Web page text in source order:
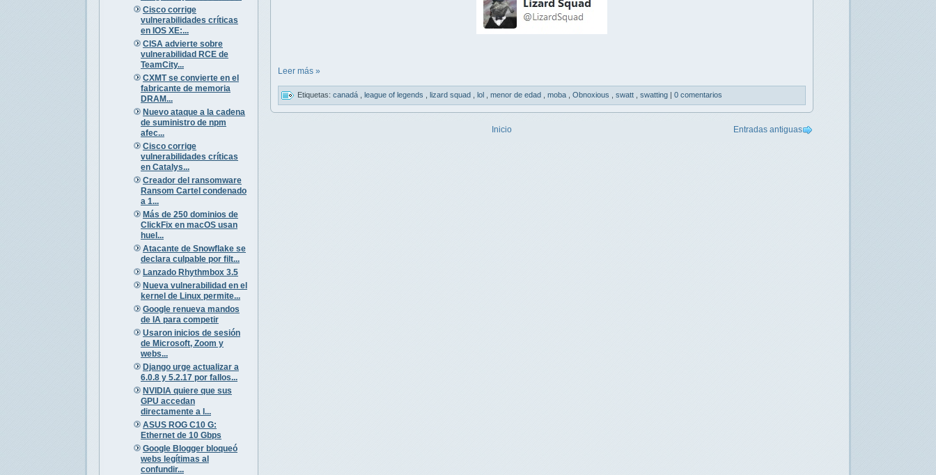
Cisco corrige
vulnerabilidades críticas
en IOS XE:...
CISA advierte sobre
vulnerabilidad RCE de
TeamCity...
CXMT se convierte en el
fabricante de memoria
DRAM...
Nuevo ataque a la cadena
de suministro de npm
afec...
Cisco corrige
vulnerabilidades críticas
en Catalys...
Creador del ransomware
Ransom Cartel condenado
a 1...
Más de 250 dominios de
ClickFix en macOS usan
huel...
Atacante de Snowflake se
declara culpable por filt...
Lanzado Rhythmbox 3.5
Nueva vulnerabilidad en el
kernel de Linux permite...
Google renueva mandos
de IA para competir
Usaron inicios de sesión
de Microsoft, Zoom y
webs...
Django urge actualizar a
6.0.8 y 5.2.17 por fallos...
NVIDIA quiere que sus
GPU accedan
directamente a l...
ASUS ROG C10 G:
Ethernet de 10 Gbps
Google Blogger bloqueó
webs legítimas al
confundir...
Leer más »
Etiquetas: canadá league of legends lizard squad lol menor de edad moba Obnoxious swatt swatting 0 comentarios
Entradas antiguas
Inicio